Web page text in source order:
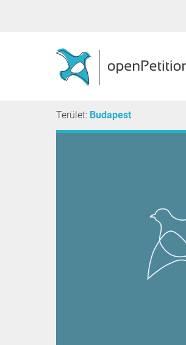
Terület: Budapest